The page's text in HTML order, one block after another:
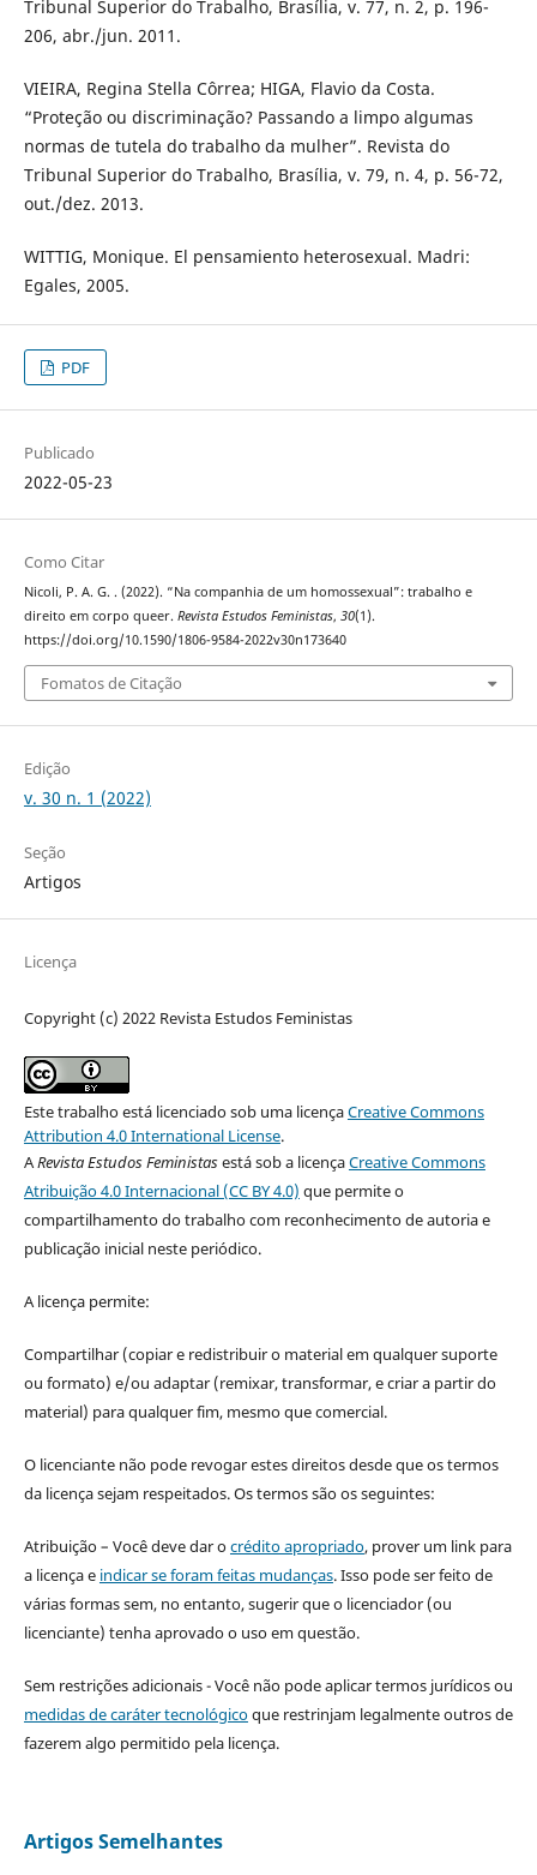
Tribunal Superior do Trabalho, Brasília, v. 77, n. 2, p. 196-
206, abr./jun. 2011.
VIEIRA, Regina Stella Côrrea; HIGA, Flavio da Costa.
“Proteção ou discriminação? Passando a limpo algumas
normas de tutela do trabalho da mulher”. Revista do
Tribunal Superior do Trabalho, Brasília, v. 79, n. 4, p. 56-72,
out./dez. 2013.
WITTIG, Monique. El pensamiento heterosexual. Madri:
Egales, 2005.
PDF
Publicado
2022-05-23
Como Citar
Nicoli, P. A. G. . (2022). “Na companhia de um homossexual”: trabalho e
direito em corpo queer. Revista Estudos Feministas, 30(1).
https://doi.org/10.1590/1806-9584-2022v30n173640
Fomatos de Citação
Edição
v. 30 n. 1 (2022)
Seção
Artigos
Licença
Copyright (c) 2022 Revista Estudos Feministas
Este trabalho está licenciado sob uma licençaCreative Commons
Attribution 4.0 International License.
ARevista Estudos Feministasestá sob a licençaCreative Commons
Atribuição 4.0 Internacional (CC BY 4.0) que permite o
compartilhamento do trabalho com reconhecimento de autoria e
publicação inicial neste periódico.
A licença permite:
Compartilhar (copiar e redistribuir o material em qualquer suporte
ou formato) e/ou adaptar (remixar, transformar, e criar a partir do
material) para qualquer fim, mesmo que comercial.
O licenciante não pode revogar estes direitos desde que os termos
da licença sejam respeitados. Os termos são os seguintes:
Atribuição – Você deve dar ocrédito apropriado, prover um link para
a licença e indicar se foram feitas mudanças. Isso pode ser feito de
várias formas sem, no entanto, sugerir que o licenciador (ou
licenciante) tenha aprovado o uso em questão.
Sem restrições adicionais - Você não pode aplicar termos jurídicos ou
medidas de caráter tecnológicoque restrinjam legalmente outros de
fazerem algo permitido pela licença.
Artigos Semelhantes